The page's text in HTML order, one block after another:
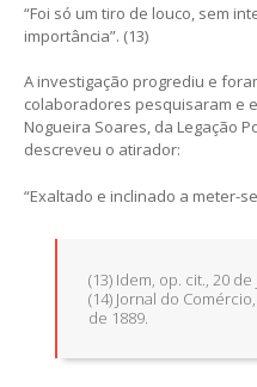
“Foi só um tiro de louco, sem
importância”. (13)
A investigação progrediu e
colaboradores pesquisaram e
Nogueira Soares, da Legação
descreveu o atirador:
“Exaltado e inclinado a meter-
(13) Idem, op. cit., 20
(14) Jornal do
de 1889.